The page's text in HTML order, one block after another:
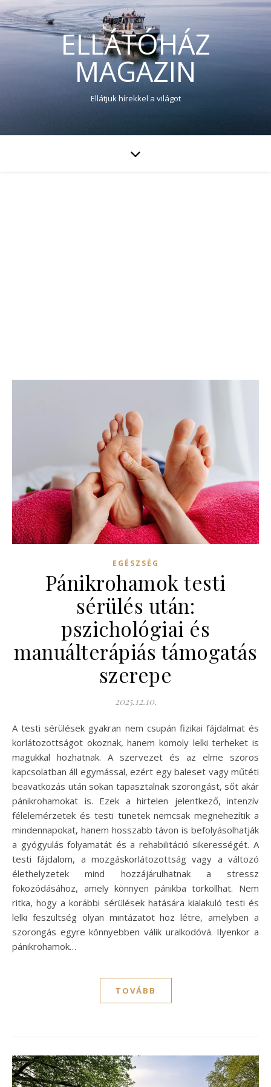
ELLÁTÓHÁZ
MAGAZIN
Ellátjuk hírekkel a világot
EGÉSZSÉG
Pánikrohamok testi
sérülés után:
pszichológiai és
manuálterápiás támogatás
szerepe
2025.12.10.
A testi sérülések gyakran nem csupán fizikai fájdalmat és
korlátozottságot okoznak, hanem komoly lelki terheket is
magukkal hozhatnak. A szervezet és az elme szoros
kapcsolatban áll egymással, ezért egy baleset vagy műtéti
beavatkozás után sokan tapasztalnak szorongást, sőt akár
pánikrohamokat is. Ezek a hirtelen jelentkező, intenzív
félelemérzetek és testi tünetek nemcsak megnehezítik a
mindennapokat, hanem hosszabb távon is befolyásolhatják
a gyógyulás folyamatát és a rehabilitáció sikerességét. A
testi fájdalom, a mozgáskorlátozottság vagy a változó
élethelyzetek mind hozzájárulhatnak a stressz
fokozódásához, amely könnyen pánikba torkollhat. Nem
ritka, hogy a korábbi sérülések hatására kialakuló testi és
lelki feszültség olyan mintázatot hoz létre, amelyben a
szorongás egyre könnyebben válik uralkodóvá. Ilyenkor a
pánikrohamok…
TOVÁBB